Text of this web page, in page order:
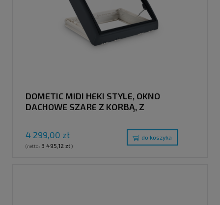
DOMETIC MIDI HEKI STYLE, OKNO
DACHOWE SZARE Z KORBĄ, Z
4 299,00 zł
(netto: 3 495,12 zł)
do koszyka